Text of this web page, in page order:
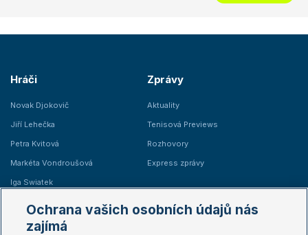
Hráči
Novak Djokovič
Jiří Lehečka
Petra Kvitová
Markéta Vondroušová
Iga Swiatek
Zprávy
Aktuality
Tenisová Previews
Rozhovory
Express zprávy
Žebříčky
Ochrana vašich osobních údajů nás
zajímá